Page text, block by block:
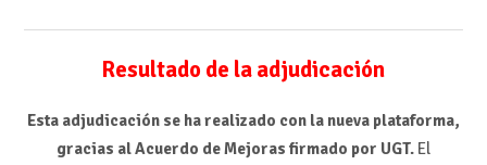
Resultado de la adjudicación
Esta adjudicación se ha realizado con la nueva plataforma,
gracias al Acuerdo de Mejoras firmado por UGT. El